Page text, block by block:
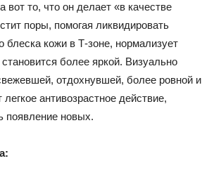
вот то, что он делает «в качестве
поры, помогая ликвидировать
кожи в Т-зоне, нормализует
более яркой. Визуально
отдохнувшей, более ровной и
антивозрастное действие,
появление новых.